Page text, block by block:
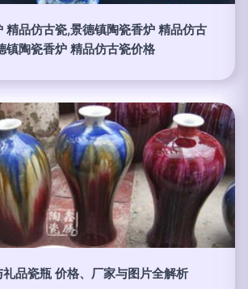
精品仿古瓷,景德镇陶瓷香炉 精品仿古
镇陶瓷香炉 精品仿古瓷价格
品瓷瓶 价格、厂家与图片全解析